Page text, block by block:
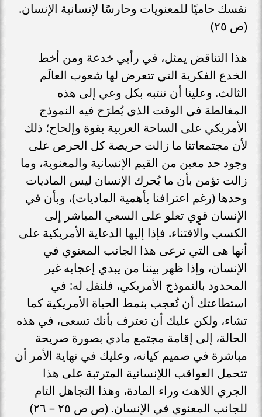
نفسك حاميًا للمعنويات وحارسًا لإنسانية الإنسان.
(ص ٢٥)
هذا التناقض يمثل، في رأيي خدعة ومن أخط
الخدع الفكرية التي تتعرض لها شعوب العالَم
الثالث. وعلينا أن ننتبه بكل وعي إلى هذه
المغالطة في الوقت الذي يُطرَح فيه النموذج
الأمريكي على الساحة العربية بقوة وإلحاح؛ ذلك
لأن مجتمعاتنا ما زالت حريصة كل الحرص على
وجود حد معين من القيم الإنسانية والمعنوية، وما
زالت تؤمن بأن ما يُحرك الإنسان ليس الماديات
وحدها (رغم اعترافنا بأهمية الماديات)، وبأن في
الإنسان قوٍي تعلو على السعي المباشر إلى
الكسب والاقتناء. فإذا إليها الدعاية الأمريكية على
أنها هى التي ترعى هذا الجانب المعنوي في
الإنسان، وإذا ظهر بيننا من يبدي إعجابه غير
المحدود بالنموذج الأمريكي، فلنقل له: في
استطاعتك أن تُعجب بنمط الحياة الأمريكية كما
تشاء، ولكن عليك أن تعترف بأنك تسعى، في هذه
الحالة، إلى إقامة مجتمع مادي بصورة صريحة
مباشرة في صميم كيانه، وعليك في نهاية الأمر أن
تتحمل العواقب اللإنسانية المترتبة على هذا
الجري اللاهث وراء المادة، وهذا التجاهل التام
للجانب المعنوي في الإنسان. (ص ص ٢٥ – ٢٦)